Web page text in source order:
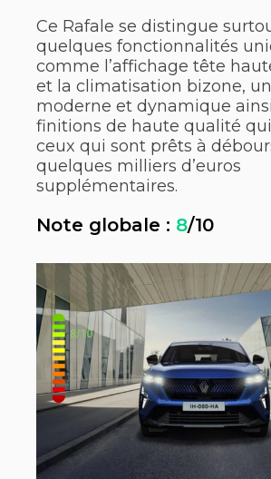
Ce Rafale se distingue
quelques fonctionnalités
comme l’affichage tête
et la climatisation bizone,
moderne et dynamique
finitions de haute qualité
ceux qui sont prêts à
quelques milliers d’euros
supplémentaires.
Note globale : 8/10